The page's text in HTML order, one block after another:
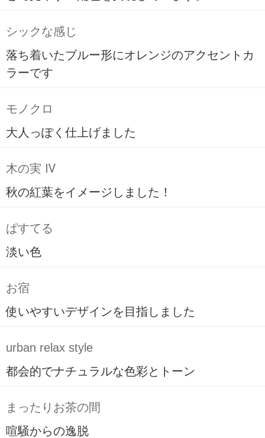
シックな感じ
落ち着いたブルー形にオレンジのアクセントカ
ラーです
モノクロ
大人っぽく仕上げました
木の実 Ⅳ
秋の紅葉をイメージしました！
ぱすてる
淡い色
お宿
使いやすいデザインを目指しました
urban relax style
都会的でナチュラルな色彩とトーン
まったりお茶の間
喧騒からの逸脱